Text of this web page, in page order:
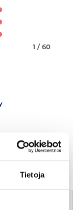
Tietoja
1 / 60